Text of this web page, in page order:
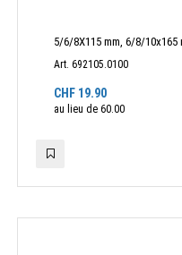
5/6/8X115 mm, 6/8/10x165
Art. 692105.0100
CHF 19.90
au lieu de 60.00